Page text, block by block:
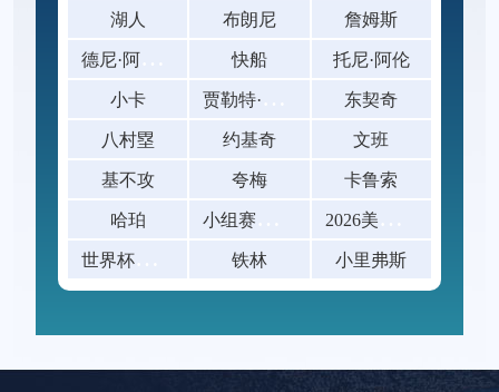
湖人 布朗尼 詹姆斯
快船 托尼·阿伦
小卡 东契奇
八村塁 约基奇 文班
基不攻 夸梅 卡鲁索
哈珀
铁林 小里弗斯